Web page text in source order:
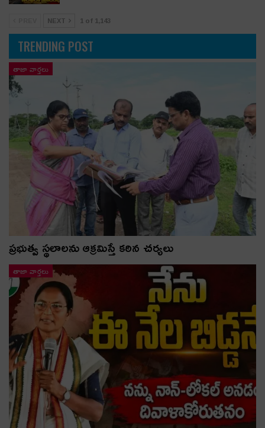
NEXT 1 of 1,143
TRENDING POST
తాజా వార్తలు
ప్రభుత్వ స్థలాలను ఆక్రమిస్తే కఠిన చర్యలు
తాజా వార్తలు